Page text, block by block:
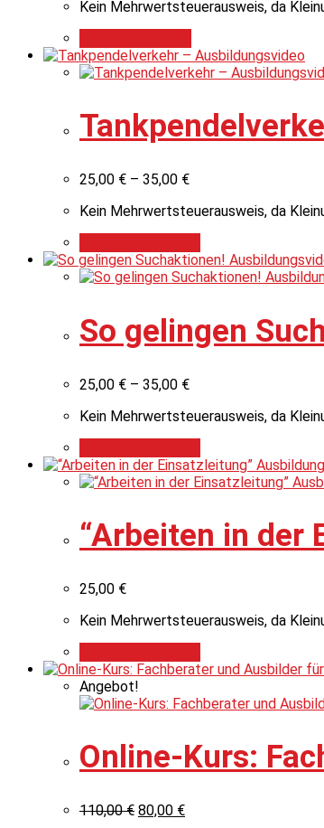
Kein Mehrwertsteuerausweis, da
25,00 € – 35,00 €
Kein Mehrwertsteuerausweis, da
So gelingen
25,00 € – 35,00 €
Kein Mehrwertsteuerausweis, da
“Arbeiten in der
25,00 €
Kein Mehrwertsteuerausweis, da
Angebot!
Online-Kurs:
110,00€ 80,00 €